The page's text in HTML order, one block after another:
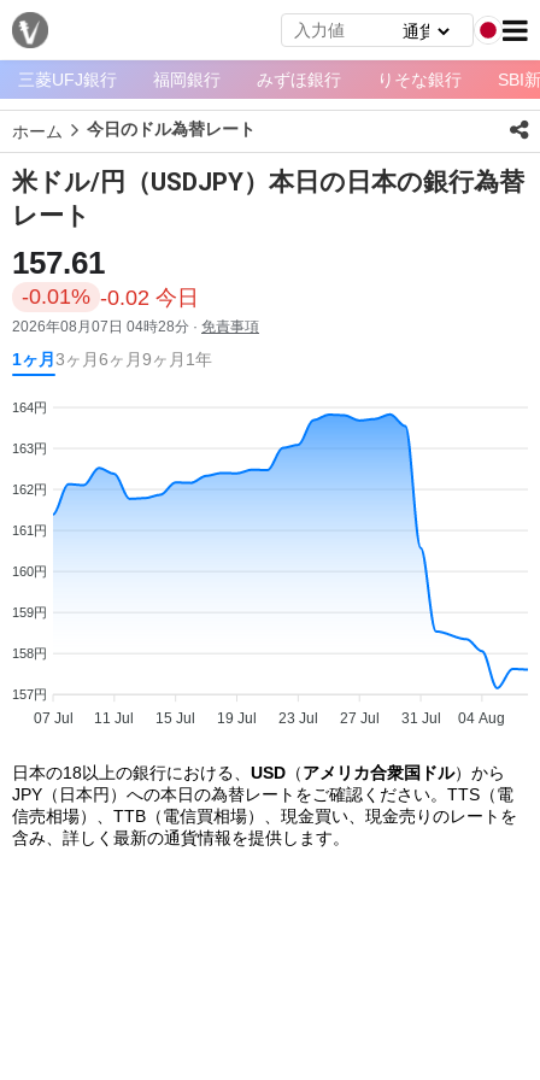
メ
ニ
ュ
ー
ホ
ム
ペ
ー
ジ
通
貨
一
覧
銀
行
ト
三菱UFJ銀行 福岡銀行 みずほ銀行 りそな銀行 SBI
ホーム 今日のドル為替レート
米ドル/円（USDJPY）本日の日本の銀行為替
レート
157.61
-0.01% -0.02 今日
2026年08月07日 04時28分 · 免責事項
1ヶ月 3ヶ月6ヶ月9ヶ月 1年
164円
163円
162円
161円
160円
159円
158円
157円
07 Jul 11 Jul 15 Jul 19 Jul 23 Jul 27 Jul 31 Jul 04 Aug
日本の18以上の銀行における、 USD （アメリカ合衆国ドル）から
JPY（日本円）への本日の為替レートをご確認ください。TTS（電
信売相場）、TTB（電信買相場）、現金買い、現金売りのレートを
含み、詳しく最新の通貨情報を提供します。